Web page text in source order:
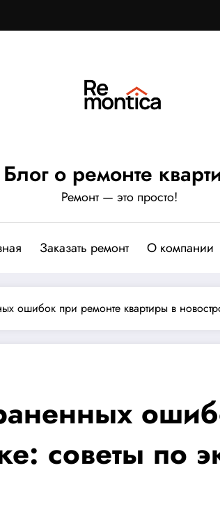
Блог о ремонте
Ремонт — это просто!
Заказать ремонт О компании
ошибок при ремонте квартиры в
советы по